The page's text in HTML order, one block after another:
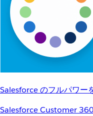
Salesforce のフルパワー
Salesforce Customer